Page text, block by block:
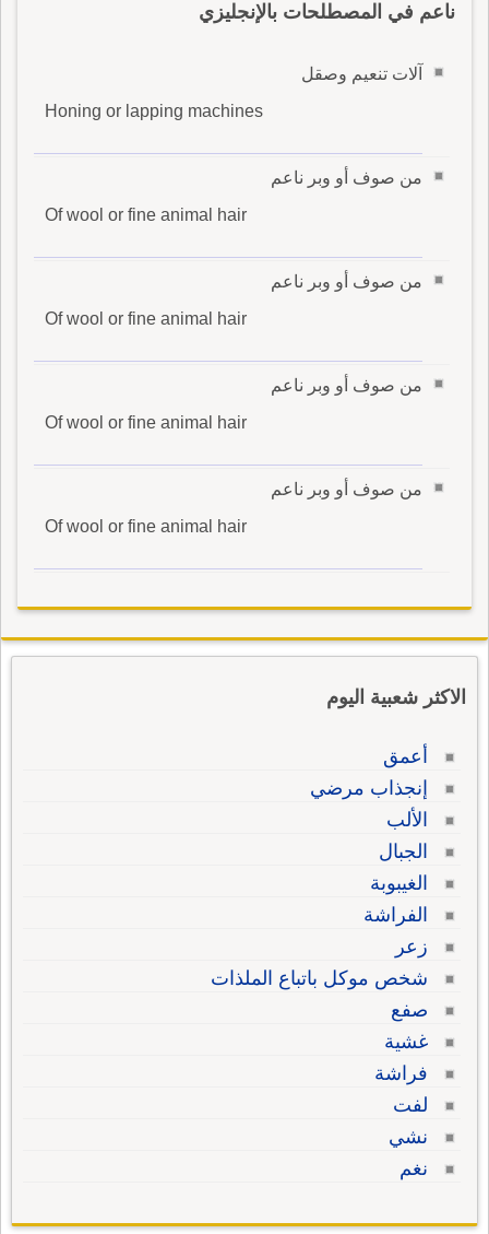
ناعم في المصطلحات بالإنجليزي
آلات تنعيم وصقل
Honing or lapping machines
من صوف أو وبر ناعم
Of wool or fine animal hair
من صوف أو وبر ناعم
Of wool or fine animal hair
من صوف أو وبر ناعم
Of wool or fine animal hair
من صوف أو وبر ناعم
Of wool or fine animal hair
الاكثر شعبية اليوم
أعمق
إنجذاب مرضي
الألب
الجبال
الغيبوبة
الفراشة
زعر
شخص موكل باتباع الملذات
صفع
غشية
فراشة
لفت
نشي
نغم